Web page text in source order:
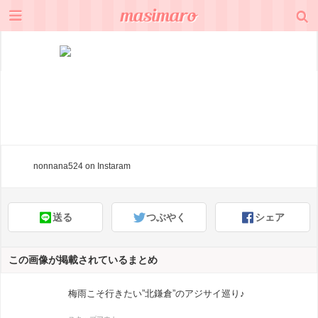
nonnana524 on Instaram
送る つぶやく シェア
この画像が掲載されているまとめ
梅雨こそ行きたい”北鎌倉”のアジサイ巡り♪